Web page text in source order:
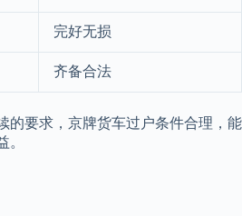
完好无损
齐备合法
的要求，京牌货车过户条件合理，能
。